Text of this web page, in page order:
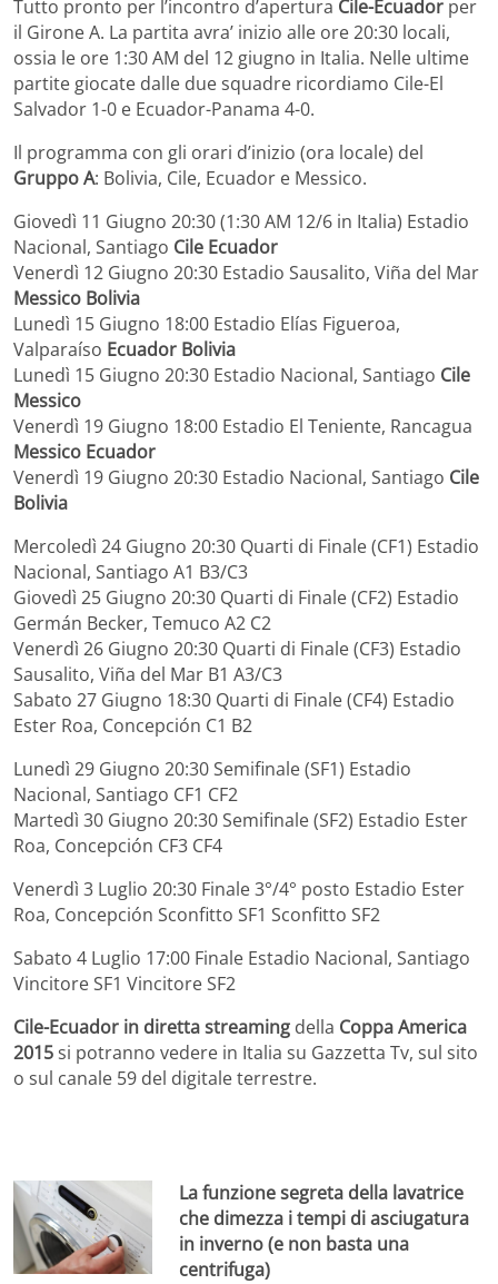
Tutto pronto per l’incontro d’apertura Cile-Ecuador per
il Girone A. La partita avra’ inizio alle ore 20:30 locali,
ossia le ore 1:30 AM del 12 giugno in Italia. Nelle ultime
partite giocate dalle due squadre ricordiamo Cile-El
Salvador 1-0 e Ecuador-Panama 4-0.
Il programma con gli orari d’inizio (ora locale) del
Gruppo A: Bolivia, Cile, Ecuador e Messico.
Giovedì 11 Giugno 20:30 (1:30 AM 12/6 in Italia) Estadio
Nacional, Santiago Cile Ecuador
Venerdì 12 Giugno 20:30 Estadio Sausalito, Viña del Mar
Messico Bolivia
Lunedì 15 Giugno 18:00 Estadio Elías Figueroa,
Valparaíso Ecuador Bolivia
Lunedì 15 Giugno 20:30 Estadio Nacional, Santiago Cile
Messico
Venerdì 19 Giugno 18:00 Estadio El Teniente, Rancagua
Messico Ecuador
Venerdì 19 Giugno 20:30 Estadio Nacional, Santiago Cile
Bolivia
Mercoledì 24 Giugno 20:30 Quarti di Finale (CF1) Estadio
Nacional, Santiago A1 B3/C3
Giovedì 25 Giugno 20:30 Quarti di Finale (CF2) Estadio
Germán Becker, Temuco A2 C2
Venerdì 26 Giugno 20:30 Quarti di Finale (CF3) Estadio
Sausalito, Viña del Mar B1 A3/C3
Sabato 27 Giugno 18:30 Quarti di Finale (CF4) Estadio
Ester Roa, Concepción C1 B2
Lunedì 29 Giugno 20:30 Semifinale (SF1) Estadio
Nacional, Santiago CF1 CF2
Martedì 30 Giugno 20:30 Semifinale (SF2) Estadio Ester
Roa, Concepción CF3 CF4
Venerdì 3 Luglio 20:30 Finale 3°/4° posto Estadio Ester
Roa, Concepción Sconfitto SF1 Sconfitto SF2
Sabato 4 Luglio 17:00 Finale Estadio Nacional, Santiago
Vincitore SF1 Vincitore SF2
Cile-Ecuador in diretta streaming della Coppa America
2015si potranno vedere in Italia su Gazzetta Tv, sul sito
o sul canale 59 del digitale terrestre.
La funzione segreta della lavatrice
che dimezza i tempi di asciugatura
in inverno (e non basta una
centrifuga)